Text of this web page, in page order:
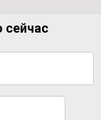
сейчас